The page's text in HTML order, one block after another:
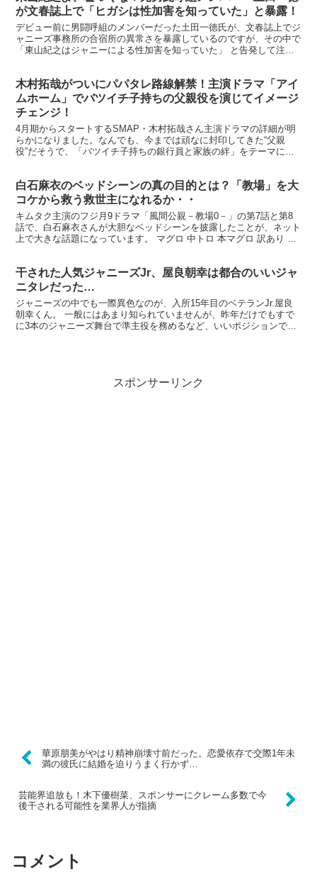
が文春誌上で「ヒガシは性加害を知っていた」と暴露！
デビュー前に男闘呼組のメンバーだった土田一徳氏が、文春誌上でジ
ャニーズ事務所の合宿所の異常さを暴露しているのですが、その中で
「東山紀之はジャニーによる性加害を知っていた」 と告発して注目
木村拓哉がついにパパタレ路線解禁！主演ドラマ「アイ
ムホーム」でバツイチ子持ちの父親役を演じてイメージ
チェンジ！
4月期からスタートするSMAP・木村拓哉さん主演ドラマの詳細が明
らかになりました。なんでも、今までは頑なに封印してきた“父親
役”だそうで、「バツイチ子持ちの銀行員と家族の絆」をテーマにし
白石麻衣のベッドシーンの真の目的とは？「教場」を大
コケから救う救世主になれるか・・
キムタク主演のフジ月9ドラマ「風間公親－教場0－」の第7話と第8
話で、白石麻衣さんが大胆なベッドシーンを披露したことが、ネット
上で大きな話題になっています。 マグロ 中トロ 本マグロ 訳あり 刺
干された人気ジャニーズJr、屋良朝幸は都合のいいジャ
ニタレだった…
ジャニーズの中でも一際異色なのが、入所15年目のベテランJr.屋良
朝幸くん。 一般にはあまり知られていませんが、昨年だけでもすで
に3本のジャニーズ舞台で準主役を務めるなど、いいポジションで活
スポンサーリンク
華原朋美がやはり精神崩壊寸前だった。恋愛依存で交際1年未
満の彼氏に結婚を迫りうまく行かず…
芸能界追放も！木下優樹菜、スポンサーにクレーム多数で今
後干される可能性を業界人が指摘
コメント